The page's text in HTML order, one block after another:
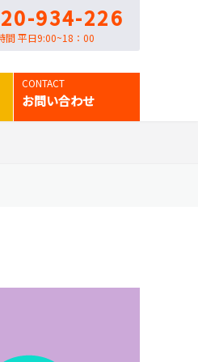
934-226
間 平日9:00~18：00
お問い合わせ